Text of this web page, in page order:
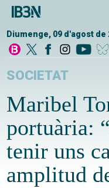
Diumenge, 09 d'agost de
SOCIETAT
Maribel
portuària:
tenir uns
amplitud